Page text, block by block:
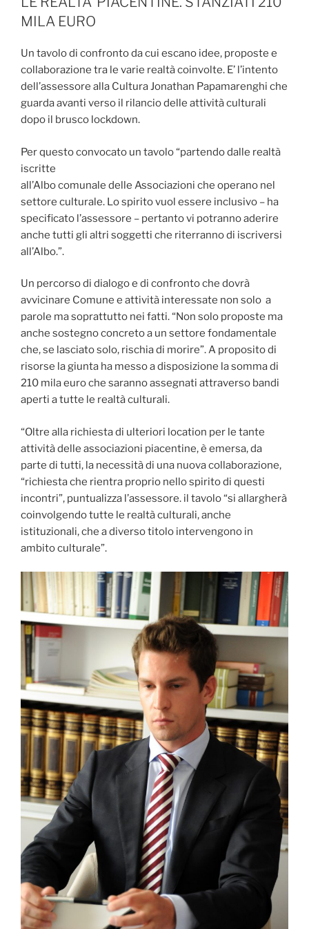
MILA EURO
Un tavolo di confronto da cui escano idee, proposte e
collaborazione tra le varie realtà coinvolte. E’ l’intento
dell’assessore alla Cultura Jonathan Papamarenghi che
guarda avanti verso il rilancio delle attività culturali
dopo il brusco lockdown.
Per questo convocato un tavolo “partendo dalle realtà
iscritte
all’Albo comunale delle Associazioni che operano nel
settore culturale. Lo spirito vuol essere inclusivo – ha
specificato l’assessore – pertanto vi potranno aderire
anche tutti gli altri soggetti che riterranno di iscriversi
all’Albo.”.
Un percorso di dialogo e di confronto che dovrà
avvicinare Comune e attività interessate non solo a
parole ma soprattutto nei fatti. “Non solo proposte ma
anche sostegno concreto a un settore fondamentale
che, se lasciato solo, rischia di morire”. A proposito di
risorse la giunta ha messo a disposizione la somma di
210 mila euro che saranno assegnati attraverso bandi
aperti a tutte le realtà culturali.
“Oltre alla richiesta di ulteriori location per le tante
attività delle associazioni piacentine, è emersa, da
parte di tutti, la necessità di una nuova collaborazione,
“richiesta che rientra proprio nello spirito di questi
incontri”, puntualizza l’assessore. il tavolo “si allargherà
coinvolgendo tutte le realtà culturali, anche
istituzionali, che a diverso titolo intervengono in
ambito culturale”.